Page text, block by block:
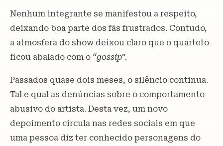
Nenhum integrante se manifestou a respeito,
deixando boa parte dos fãs frustrados. Contudo,
a atmosfera do show deixou claro que o quarteto
ficou abalado com o “gossip”.
Passados quase dois meses, o silêncio continua.
Tal e qual as denúncias sobre o comportamento
abusivo do artista. Desta vez, um novo
depoimento circula nas redes sociais em que
uma pessoa diz ter conhecido personagens do